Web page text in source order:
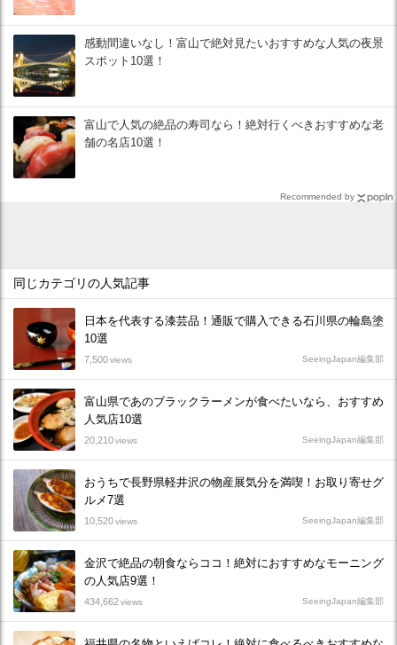
感動間違いなし！富山で絶対見たいおすすめな人気の夜景
スポット10選！
富山で人気の絶品の寿司なら！絶対行くべきおすすめな老
舗の名店10選！
Recommended by
同じカテゴリの人気記事
日本を代表する漆芸品！通販で購入できる石川県の輪島塗
10選
7,500views SeeingJapan編集部
富山県であのブラックラーメンが食べたいなら、おすすめ
人気店10選
20,210views SeeingJapan編集部
おうちで長野県軽井沢の物産展気分を満喫！お取り寄せグ
ルメ7選
10,520views SeeingJapan編集部
金沢で絶品の朝食ならココ！絶対におすすめなモーニング
の人気店9選！
434,662views SeeingJapan編集部